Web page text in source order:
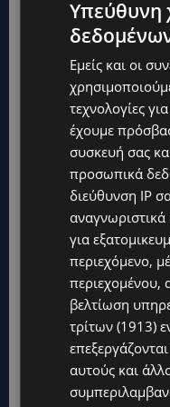
Topics
UPDATES
ΑΛΕΞΙΑ ΠΟΤΑΜΙΤΟΥ:
κοινωνική προσφορά –
Κοινωνικής Πρόνοιας
Υπεύθυνη
Εμείς και οι
τεχνολογίες
έχουμε
συσκευή σας
προσωπικά
διεύθυνση IP
για
περιεχόμενο,
περιεχομένου,
βελτίωση
τρίτων (1913)
αυτούς και